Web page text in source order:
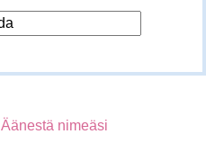
Äänestä nimeäsi